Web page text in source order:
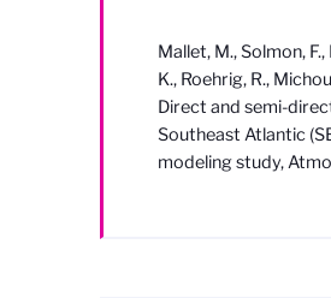
Mallet, M., Solmon,
K., Roehrig, R.,
Direct and semi-
Southeast Atlantic
modeling study,